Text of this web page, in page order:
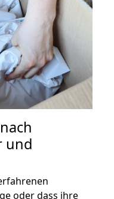
und
oder dass ihre